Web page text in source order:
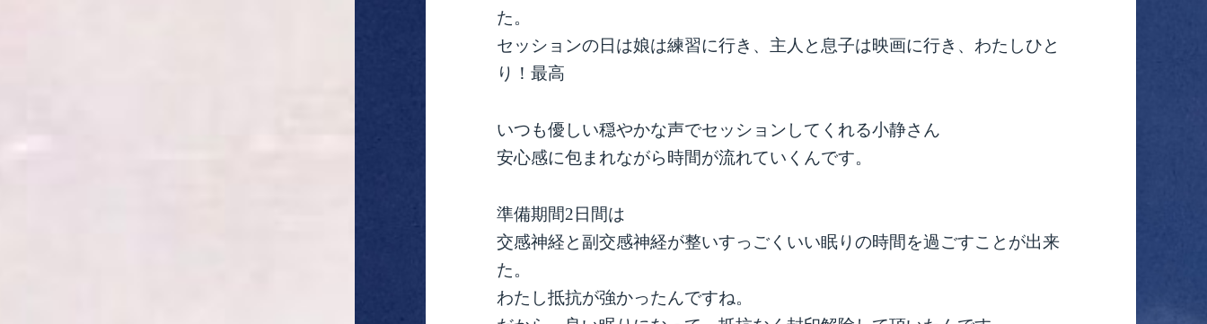
た。
セッションの日は娘は練習に行き、主人と息子は映画に行き、わたしひと
り！最高
いつも優しい穏やかな声でセッションしてくれる小静さん
安心感に包まれながら時間が流れていくんです。
準備期間2日間は
交感神経と副交感神経が整いすっごくいい眠りの時間を過ごすことが出来
た。
わたし抵抗が強かったんですね。